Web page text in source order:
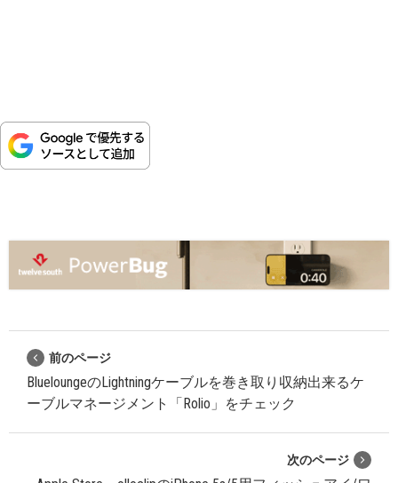
前のページ
BlueloungeのLightningケーブルを巻き取り収納出来るケ
ーブルマネージメント「Rolio」をチェック
次のページ